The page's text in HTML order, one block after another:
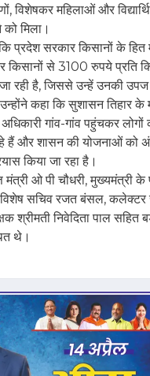
विशेषकर महिलाओं और
मिला।
प्रदेश सरकार किसानों के हित
किसानों से 3100 रुपये प्रति
रही है, जिससे उन्हें उनकी
कहा कि सुशासन तिहार के
गांव-गांव पहुंचकर
हैं और शासन की योजनाओं को
किया जा रहा है।
मंत्री ओ पी चौधरी, मुख्यमंत्री
विशेष सचिव रजत बंसल,
श्रीमती निवेदिता पाल सहित
थे।